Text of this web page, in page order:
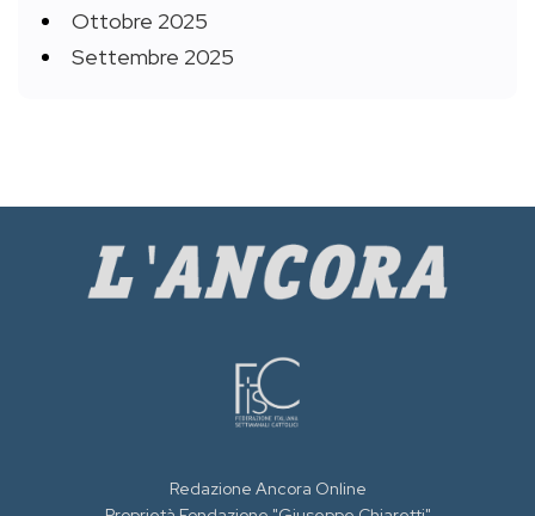
Ottobre 2025
Settembre 2025
Redazione Ancora Online